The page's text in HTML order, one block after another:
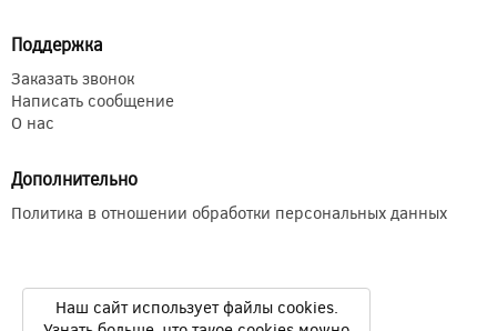
Поддержка
Заказать звонок
Написать сообщение
О нас
Дополнительно
Политика в отношении обработки персональных данных
Наш сайт использует файлы cookies.